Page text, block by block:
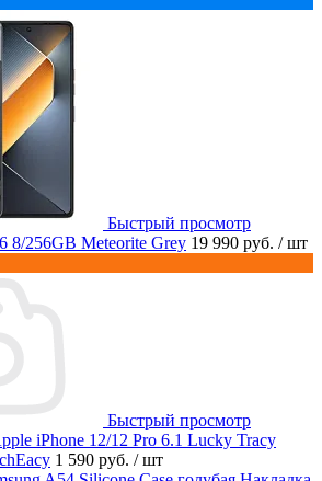
Быстрый просмотр
8/256GB Meteorite Grey 19 990 руб. / шт
Быстрый просмотр
iPhone 12/12 Pro 6.1 Lucky Tracy
1 590 руб. / шт